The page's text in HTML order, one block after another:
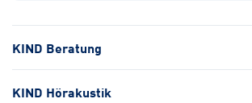
KIND Beratung
KIND Hörakustik